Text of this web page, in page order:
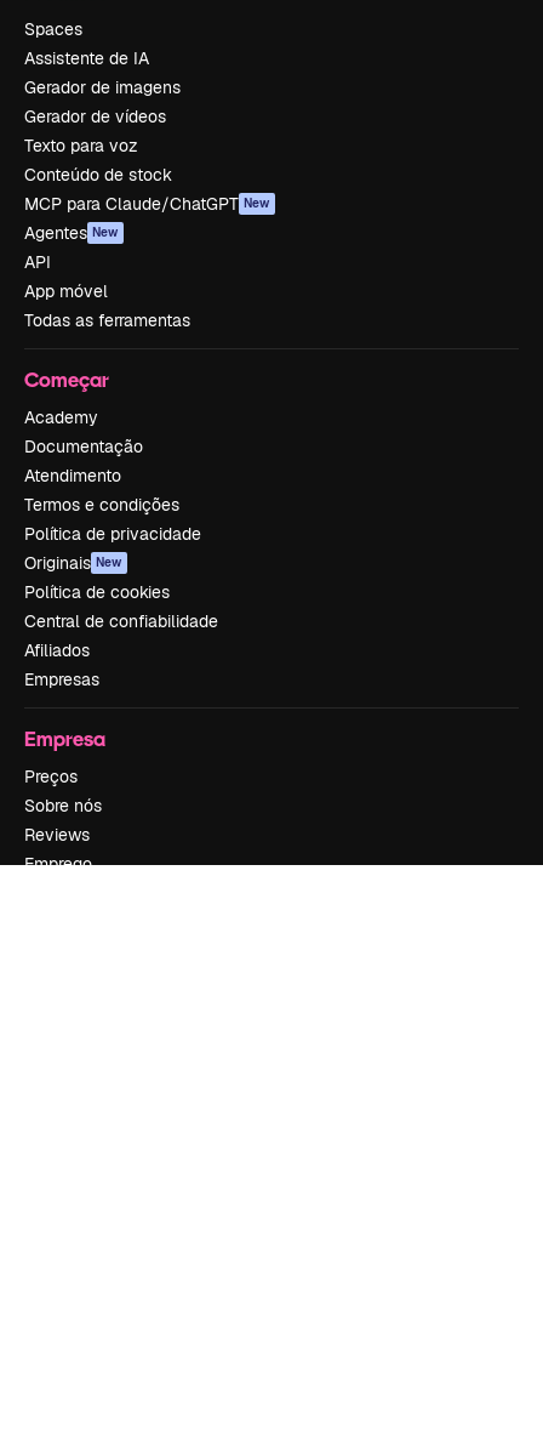
Spaces
Assistente de IA
Gerador de imagens
Gerador de vídeos
Texto para voz
Conteúdo de stock
MCP para Claude/ChatGPT New
Agentes New
API
App móvel
Todas as ferramentas
Começar
Academy
Documentação
Atendimento
Termos e condições
Política de privacidade
Originais New
Política de cookies
Central de confiabilidade
Afiliados
Empresas
Empresa
Preços
Sobre nós
Reviews
Emprego